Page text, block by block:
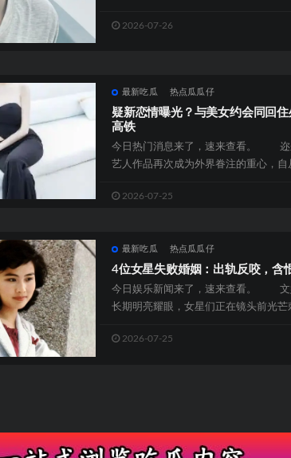
2026-07-26
最新吃瓜 热点瓜瓜仔
疑新恋情曝光？与美女约会同回
高铁
今日热门消息来了，速来查看。 迩
艺人作品再次成为外界眷注的重心，自
2026-07-25
最新吃瓜 热点瓜瓜仔
4位女星失败婚姻：出轨反咬，含
今日娱乐新闻来了，速来查看。 文
长期明亮耀眼，女星们正在镜头前光芒
2026-07-25